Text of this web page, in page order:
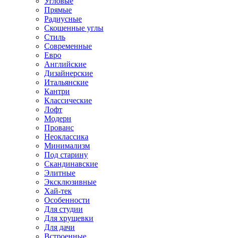
Прямые
Радиусные
Скошенные углы
Стиль
Современные
Евро
Английские
Дизайнерские
Итальянские
Кантри
Классические
Лофт
Модерн
Прованс
Неоклассика
Минимализм
Под старину
Скандинавские
Элитные
Эксклюзивные
Хай-тек
Особенности
Для студии
Для хрущевки
Для дачи
Встроенные